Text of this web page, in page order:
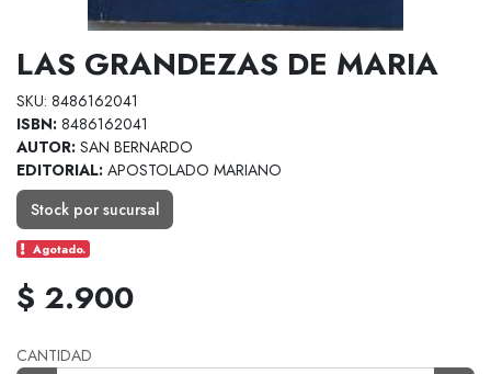
LAS GRANDEZAS DE MARIA
SKU: 8486162041
ISBN: 8486162041
AUTOR: SAN BERNARDO
EDITORIAL: APOSTOLADO MARIANO
Stock por sucursal
Agotado.
$ 2.900
CANTIDAD